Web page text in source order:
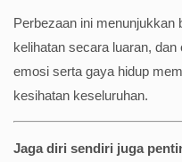
Perbezaan ini menunjukkan
kelihatan secara luaran,
emosi serta gaya hidup
kesihatan keseluruhan.
Jaga diri sendiri juga